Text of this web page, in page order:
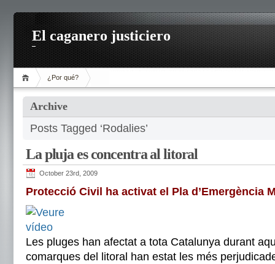
El caganero justiciero
¿Por qué?
Archive
Posts Tagged ‘Rodalies’
La pluja es concentra al litoral
October 23rd, 2009
Protecció Civil ha activat el Pla d’Emergència
Les pluges han afectat a tota Catalunya durant
comarques del litoral han estat les més